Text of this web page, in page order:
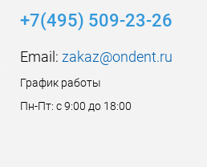
+7(495) 509-23-26
Email: zakaz@ondent.ru
График работы
Пн-Пт: с 9:00 до 18:00